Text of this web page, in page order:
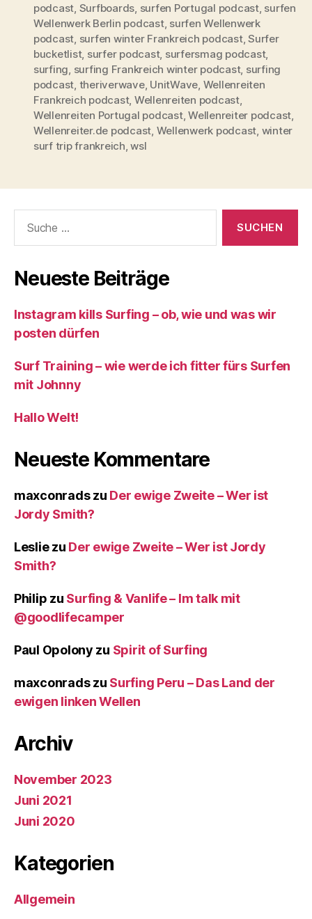
podcast Surfboards surfen Portugal podcast, surfen
Wellenwerk Berlin podcast, surfen Wellenwerk
podcast surfen winter Frankreich podcast,Surfer
bucketlist, surfer podcast, surfersmag podcast,
surfing surfing Frankreich winter podcast, surfing
podcast theriverwave, UnitWave Wellenreiten
Frankreich podcast, Wellenreiten podcast,
Wellenreiten Portugal podcast,Wellenreiter podcast
Wellenreiter.de podcast Wellenwerk podcast winter
surf trip frankreich ,wsl
nach:
Neueste Beiträge
Instagram kills Surfing – ob, wie und was wir
posten dürfen
Surf Training – wie werde ich fitter fürs Surfen
mit Johnny
Hallo Welt!
Neueste Kommentare
maxconradszu Der ewige Zweite – Wer ist
Jordy Smith?
Lesliezu Der ewige Zweite – Wer ist Jordy
Smith?
Philip zu Surfing & Vanlife – Im talk mit
@goodlifecamper
Paul Opolony zu Spirit of Surfing
maxconradszu Surfing Peru – Das Land der
ewigen linken Wellen
Archiv
November 2023
Juni 2021
Juni 2020
Kategorien
Allgemein